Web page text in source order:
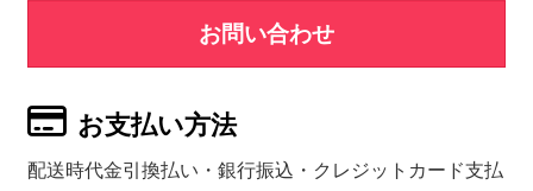
お問い合わせ
お支払い方法
配送時代金引換払い・銀行振込・クレジットカード支払